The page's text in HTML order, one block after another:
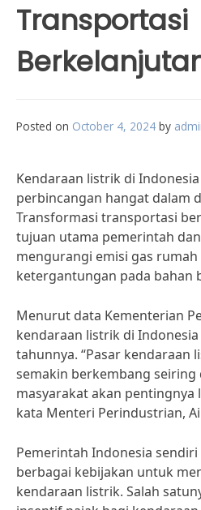
Transportasi
Posted on October 4, 2024 by
Kendaraan listrik di
perbincangan hangat dalam
Transformasi transportasi
tujuan utama pemerintah
mengurangi emisi gas
ketergantungan pada bahan
Menurut data Kementerian
kendaraan listrik di
tahunnya. “Pasar kendaraan
semakin berkembang seiring
masyarakat akan pentingnya
kata Menteri Perindustrian,
Pemerintah Indonesia
berbagai kebijakan untuk
kendaraan listrik. Salah